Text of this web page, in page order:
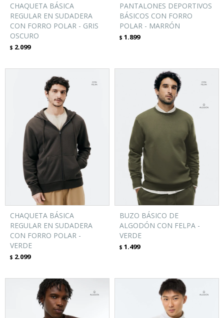
CHAQUETA BÁSICA
REGULAR EN SUDADERA
CON FORRO POLAR - GRIS
OSCURO
$ 2.099
PANTALONES DEPORTIVOS
BÁSICOS CON FORRO
POLAR - MARRÓN
$ 1.899
CHAQUETA BÁSICA
REGULAR EN SUDADERA
CON FORRO POLAR -
VERDE
$ 2.099
BUZO BÁSICO DE
ALGODÓN CON FELPA -
VERDE
$ 1.499